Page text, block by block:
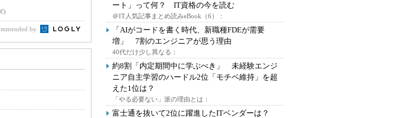
)
by
ート」って何？ IT資格の今を読む
＠IT人気記事まとめ読みeBook（6）：
「AIがコードを書く時代、新職種FDEが需要
増」 7割のエンジニアが思う理由
40代だけ少し異なる：
約8割「内定期間中に学ぶべき」 未経験エンジ
ニア自主学習のハードル2位「モチベ維持」を超
えた1位は？
「やる必要ない」派の理由とは：
富士通を抜いて2位に躍進したITベンダーは？